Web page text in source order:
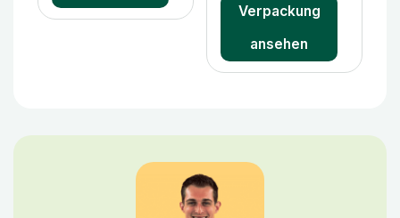
Verpackung
ansehen